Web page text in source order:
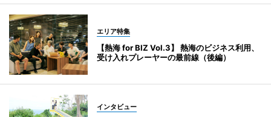
エリア特集
【熱海 for BIZ Vol.3】 熱海のビジネス利用、
受け入れプレーヤーの最前線（後編）
インタビュー